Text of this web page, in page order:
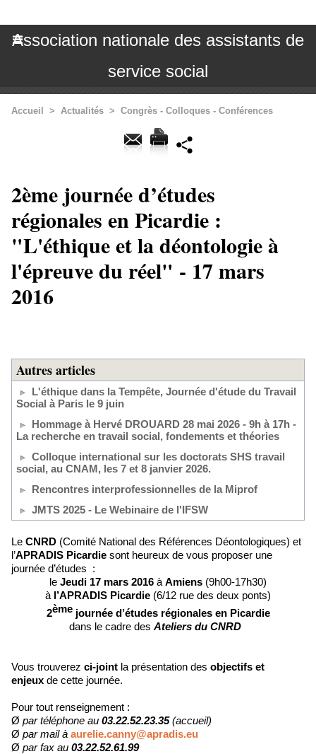
Association nationale des assistants de
service social
Accueil > Actualités > Congrès - Colloques - Conférences
2ème journée d’études
régionales en Picardie :
"L'éthique et la déontologie à
l'épreuve du réel" - 17 mars
2016
Autres articles
L'éthique dans la Tempête, Journée d'étude du Travail
Social à Paris le 9 juin
Hommage à Hervé DROUARD 28 mai 2026 - 9h à 17h -
La recherche en travail social, fondements et théories
Colloque international sur les doctorats SHS travail
social, au CNAM, les 7 et 8 janvier 2026.
Rencontres interprofessionnelles de la Miprof
JMTS 2025 - Le Webinaire de l'IFSW
Le CNRD (Comité National des Références Déontologiques) et
l’APRADIS Picardie sont heureux de vous proposer une
journée d’études :
le Jeudi 17 mars 2016 à Amiens (9h00-17h30)
à l’APRADIS Picardie (6/12 rue des deux ponts)
2èmejournée d’études régionales en Picardie
dans le cadre des Ateliers du CNRD
Vous trouverez ci-joint la présentation des objectifs et
enjeux de cette journée.
Pour tout renseignement :
Ø par téléphone au 03.22.52.23.35(accueil)
Ø par mail à aurelie.canny@apradis.eu
Ø par fax au 03.22.52.61.99